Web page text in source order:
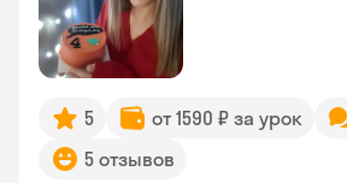
5 от 1590 ₽ за урок
5 отзывов